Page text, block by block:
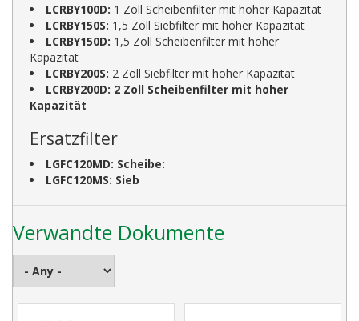
LCRBY100D: 1 Zoll Scheibenfilter mit hoher Kapazität
LCRBY150S: 1,5 Zoll Siebfilter mit hoher Kapazität
LCRBY150D: 1,5 Zoll Scheibenfilter mit hoher
Kapazität
LCRBY200S: 2 Zoll Siebfilter mit hoher Kapazität
LCRBY200D: 2 Zoll Scheibenfilter mit hoher
Kapazität
Ersatzfilter
LGFC120MD: Scheibe:
LGFC120MS: Sieb
Verwandte Dokumente